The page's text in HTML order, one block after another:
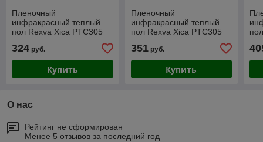
Пленочный
инфракрасный теплый
пол Rexva Xica PTC305
(Саморегулирующийся)
6.0 м2 (ширина 50см)
324 руб.
Купить
Пленочный
инфракрасный теплый
пол Rexva Xica PTC305
(Саморегулирующийся)
6.5 м2 (ширина 50см)
351руб.
Купить
О нас
Рейтинг не сформирован
Менее 5 отзывов за последний год